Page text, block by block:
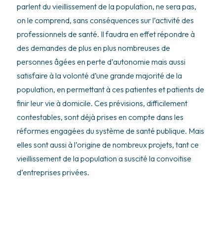
parlent du vieillissement de la population, ne sera pas,
on le comprend, sans conséquences sur l’activité des
professionnels de santé. Il faudra en effet répondre à
des demandes de plus en plus nombreuses de
personnes âgées en perte d’autonomie mais aussi
satisfaire à la volonté d’une grande majorité de la
population, en permettant à ces patientes et patients de
finir leur vie à domicile. Ces prévisions, difficilement
contestables, sont déjà prises en compte dans les
réformes engagées du système de santé publique. Mais
elles sont aussi à l’origine de nombreux projets, tant ce
vieillissement de la population a suscité la convoitise
d’entreprises privées.